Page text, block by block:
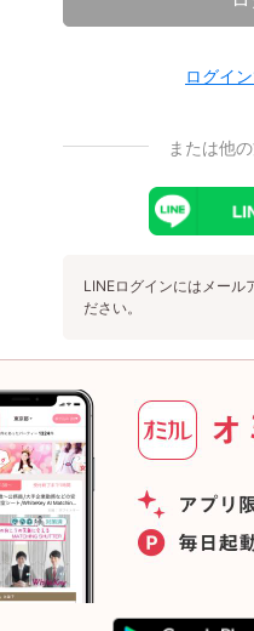
ログイ
または他
LINEログインにはメール
ださい。